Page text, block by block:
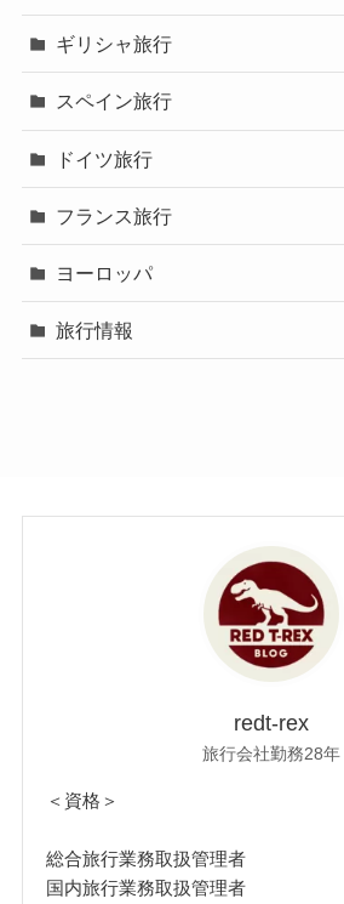
ギリシャ旅行
スペイン旅行
ドイツ旅行
フランス旅行
ヨーロッパ
旅行情報
redt-rex
旅行会社勤務28年
＜資格＞
総合旅行業務取扱管理者
国内旅行業務取扱管理者